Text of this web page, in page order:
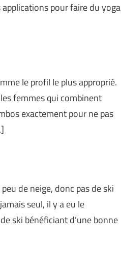
pour faire du yoga
le profil le plus approprié.
femmes qui combinent
exactement pour ne pas
de neige, donc pas de ski
seul, il y a eu le
ski bénéficiant d’une bonne